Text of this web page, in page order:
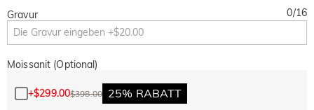
Gravur 0/16
Moissanit (Optional)
+$299.00$398.00 25% RABATT